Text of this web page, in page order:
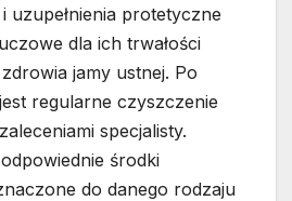
uzupełnienia protetyczne
dla ich trwałości
jamy ustnej. Po
regularne czyszczenie
specjalisty.
środki
do danego rodzaju